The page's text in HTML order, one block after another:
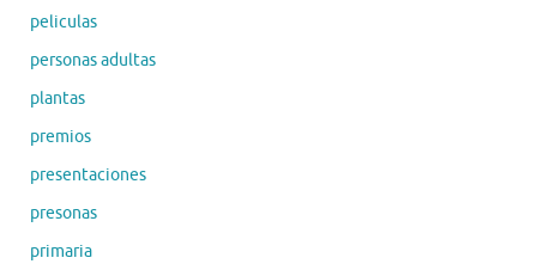
peliculas
personas adultas
plantas
premios
presentaciones
presonas
primaria